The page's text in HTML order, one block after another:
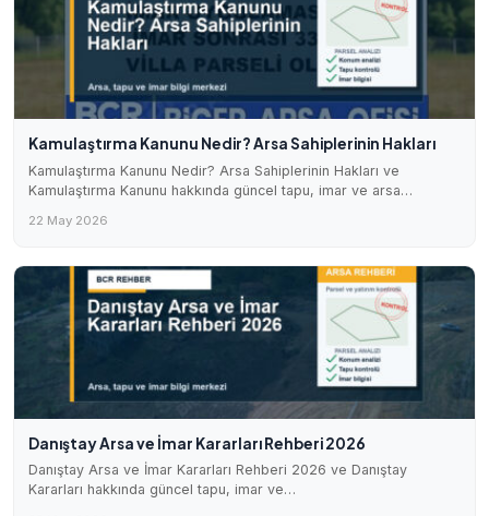
Kamulaştırma Kanunu Nedir? Arsa Sahiplerinin Hakları
Kamulaştırma Kanunu Nedir? Arsa Sahiplerinin Hakları ve
Kamulaştırma Kanunu hakkında güncel tapu, imar ve arsa…
22 May 2026
Danıştay Arsa ve İmar Kararları Rehberi 2026
Danıştay Arsa ve İmar Kararları Rehberi 2026 ve Danıştay
Kararları hakkında güncel tapu, imar ve…